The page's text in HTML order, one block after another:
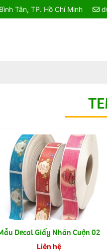
Tân, TP. Hồ Chí Minh
Decal Giấy Nhãn Cuộn 02
Liên hệ